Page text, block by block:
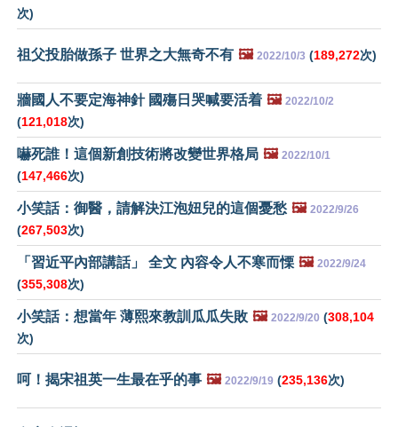
次)
祖父投胎做孫子 世界之大無奇不有 🖼️ 2022/10/3 (189,272次)
牆國人不要定海神針 國殤日哭喊要活着 🖼️ 2022/10/2
(121,018次)
嚇死誰！這個新創技術將改變世界格局 🖼️ 2022/10/1
(147,466次)
小笑話：御醫，請解決江泡妞兒的這個憂愁 🖼️ 2022/9/26
(267,503次)
「習近平內部講話」 全文 內容令人不寒而慄 🖼️ 2022/9/24
(355,308次)
小笑話：想當年 薄熙來教訓瓜瓜失敗 🖼️ 2022/9/20 (308,104
次)
呵！揭宋祖英一生最在乎的事 🖼️ 2022/9/19 (235,136次)